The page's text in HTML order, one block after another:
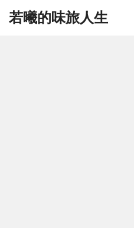
若曦的味旅人生